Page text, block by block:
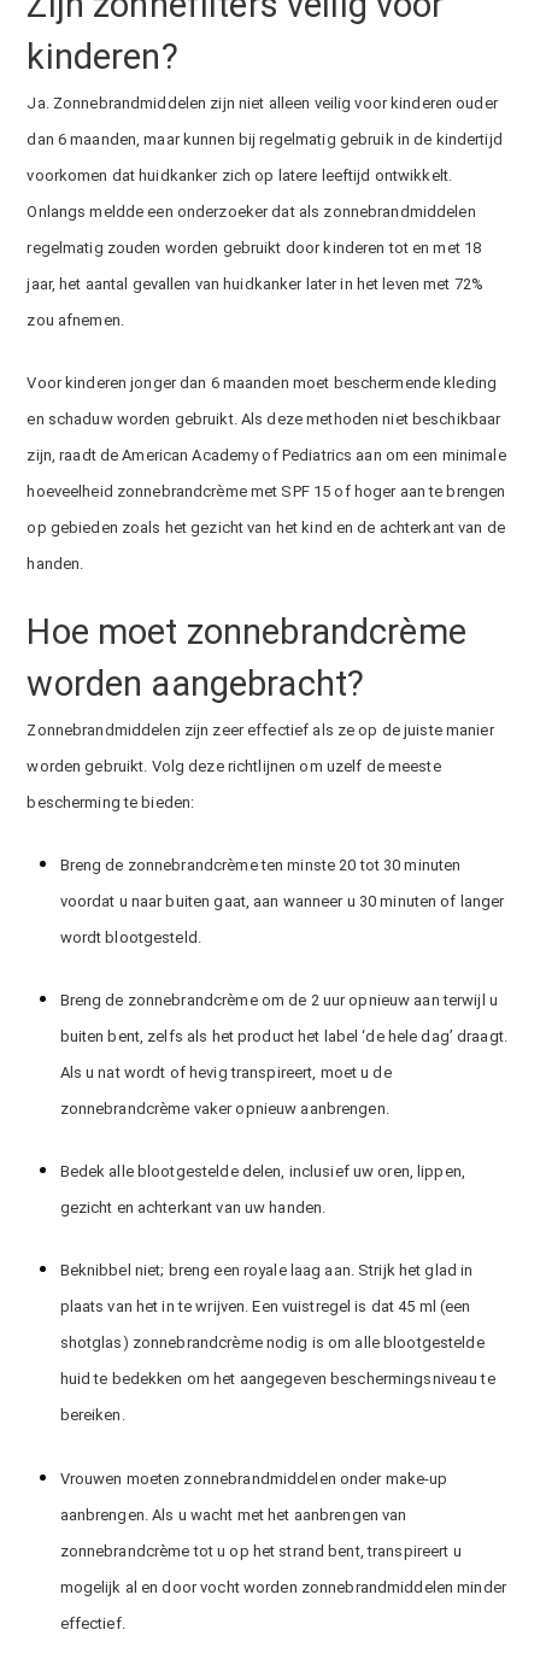
kinderen?
Ja. Zonnebrandmiddelen zijn niet alleen veilig voor kinderen ouder
dan 6 maanden, maar kunnen bij regelmatig gebruik in de kindertijd
voorkomen dat huidkanker zich op latere leeftijd ontwikkelt.
Onlangs meldde een onderzoeker dat als zonnebrandmiddelen
regelmatig zouden worden gebruikt door kinderen tot en met 18
jaar, het aantal gevallen van huidkanker later in het leven met 72%
zou afnemen.
Voor kinderen jonger dan 6 maanden moet beschermende kleding
en schaduw worden gebruikt. Als deze methoden niet beschikbaar
zijn, raadt de American Academy of Pediatrics aan om een minimale
hoeveelheid zonnebrandcrème met SPF 15 of hoger aan te brengen
op gebieden zoals het gezicht van het kind en de achterkant van de
handen.
Hoe moet zonnebrandcrème
worden aangebracht?
Zonnebrandmiddelen zijn zeer effectief als ze op de juiste manier
worden gebruikt. Volg deze richtlijnen om uzelf de meeste
bescherming te bieden:
Breng de zonnebrandcrème ten minste 20 tot 30 minuten
voordat u naar buiten gaat, aan wanneer u 30 minuten of langer
wordt blootgesteld.
Breng de zonnebrandcrème om de 2 uur opnieuw aan terwijl u
buiten bent, zelfs als het product het label ‘de hele dag’ draagt.
Als u nat wordt of hevig transpireert, moet u de
zonnebrandcrème vaker opnieuw aanbrengen.
Bedek alle blootgestelde delen, inclusief uw oren, lippen,
gezicht en achterkant van uw handen.
Beknibbel niet; breng een royale laag aan. Strijk het glad in
plaats van het in te wrijven. Een vuistregel is dat 45 ml (een
shotglas) zonnebrandcrème nodig is om alle blootgestelde
huid te bedekken om het aangegeven beschermingsniveau te
bereiken.
Vrouwen moeten zonnebrandmiddelen onder make-up
aanbrengen. Als u wacht met het aanbrengen van
zonnebrandcrème tot u op het strand bent, transpireert u
mogelijk al en door vocht worden zonnebrandmiddelen minder
effectief.